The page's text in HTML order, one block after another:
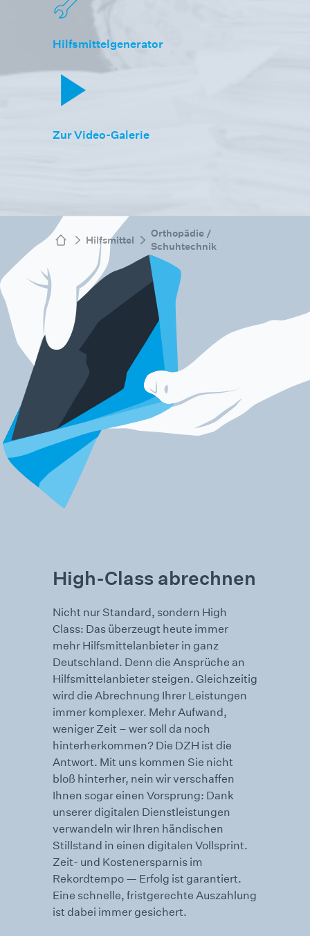
Hilfsmittelgenerator
Zur Video-Galerie
Hilfsmittel
Orthopädie /
Schuhtechnik
High-Class abrechnen
Nicht nur Standard, sondern High
Class: Das überzeugt heute immer
mehr Hilfsmittelanbieter in ganz
Deutschland. Denn die Ansprüche an
Hilfsmittelanbieter steigen. Gleichzeitig
wird die Abrechnung Ihrer Leistungen
immer komplexer. Mehr Aufwand,
weniger Zeit – wer soll da noch
hinterherkommen? Die DZH ist die
Antwort. Mit uns kommen Sie nicht
bloß hinterher, nein wir verschaffen
Ihnen sogar einen Vorsprung: Dank
unserer digitalen Dienstleistungen
verwandeln wir Ihren händischen
Stillstand in einen digitalen Vollsprint.
Zeit- und Kostenersparnis im
Rekordtempo — Erfolg ist garantiert.
Eine schnelle, fristgerechte Auszahlung
ist dabei immer gesichert.